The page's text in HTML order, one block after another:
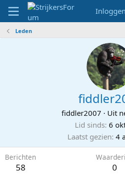
Inloggen
Leden
fiddler2007 · Uit
Lid sinds 6
Laatst gezien 4
Berichten
58 0